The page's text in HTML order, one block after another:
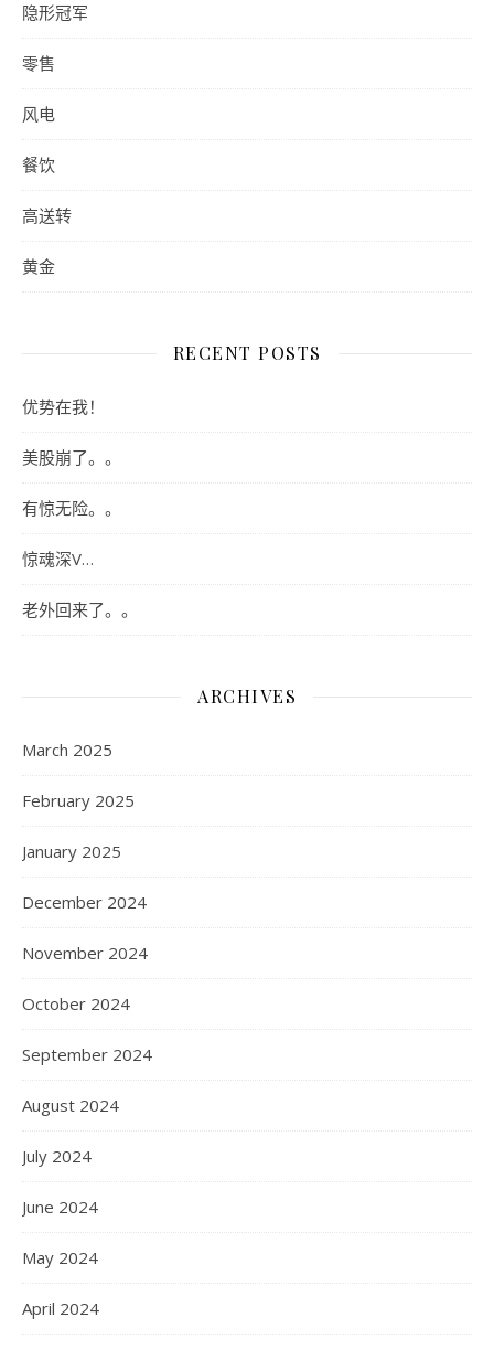
隐形冠军
零售
风电
餐饮
高送转
黄金
RECENT POSTS
优势在我！
美股崩了。。
有惊无险。。
惊魂深V…
老外回来了。。
ARCHIVES
March 2025
February 2025
January 2025
December 2024
November 2024
October 2024
September 2024
August 2024
July 2024
June 2024
May 2024
April 2024